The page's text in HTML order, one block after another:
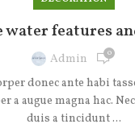
water features
Admin 0
donec ante habi
a augue magna hac.
duis a tincidunt ...